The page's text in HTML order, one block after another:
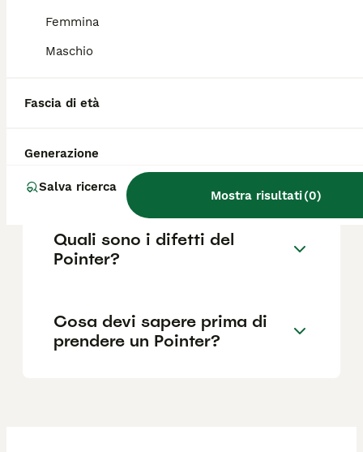
Femmina
Maschio
Fascia di età
Generazione
Salva ricerca
Mostra risultati(0)
la posizione.
Pointer?
Qual è il carattere del
Pointer?
Quali sono i difetti del
Pointer?
Cosa devi sapere prima di
prendere un Pointer?